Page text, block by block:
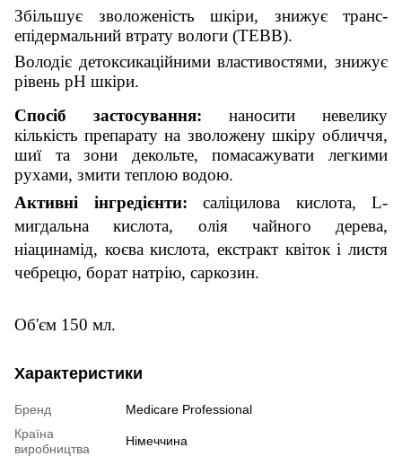
Збільшує зволоженість шкіри, знижує транс-
епідермальний втрату вологи (ТЕВВ).
Володіє детоксикаційними властивостями, знижує
рівень рН шкіри.
Спосіб застосування: наносити невелику
кількість препарату на зволожену шкіру обличчя,
шиї та зони декольте, помасажувати легкими
рухами, змити теплою водою.
Активні інгредієнти: саліцилова кислота, L-
мигдальна кислота, олія чайного дерева,
ніацинамід, коєва кислота, екстракт квіток і листя
чебрецю, борат натрію, саркозин.
Об'єм 150 мл.
Характеристики
Бренд
Medicare Professional
Країна
виробництва
Німеччина